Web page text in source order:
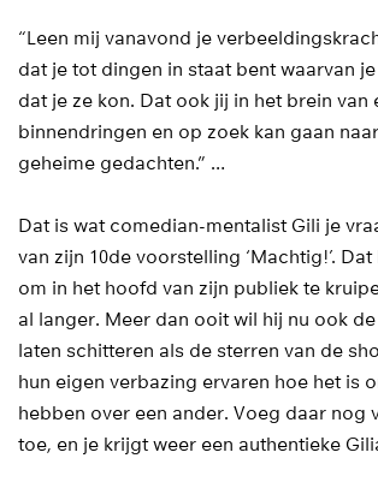
“Leen mij vanavond je
dat je tot dingen in staat bent waarvan
dat je ze kon. Dat ook jij in het brein van
binnendringen en op zoek kan gaan
geheime gedachten.” …
Dat is wat comedian-mentalist Gili je
van zijn 10de voorstelling ‘Machtig!’.
om in het hoofd van zijn publiek te
al langer. Meer dan ooit wil hij nu ook
laten schitteren als de sterren van de
hun eigen verbazing ervaren hoe het is
hebben over een ander. Voeg daar nog
toe, en je krijgt weer een authentieke